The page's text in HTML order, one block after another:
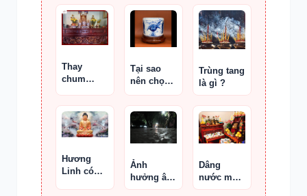
truyền
thống
Trung
Quốc: khi
Bao Công
báo gì ?
Thay
chum
gạo trên
bàn thờ
Thần Tài
Tại sao
nên chọn
bát hương
sen khi
thờ Phật
Trùng tang
là gì ?
Hương
Linh có
Ảnh
hưởng âm
khí và tử
Dâng
nước màu
đỏ và vật